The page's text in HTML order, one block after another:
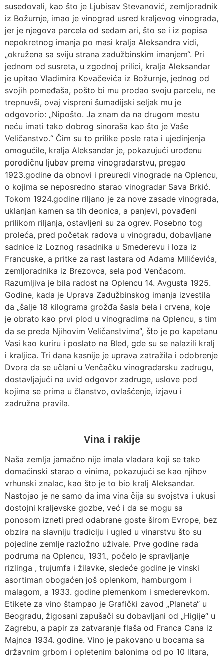
susedovali, kao što je Ljubisav Stevanović, zemljoradnik
iz Božurnje, imao je vinograd usred kraljevog vinograda,
jer je njegova parcela od sedam ari, što se i iz popisa
nepokretnog imanja po masi kralja Aleksandra vidi,
„okružena sa sviju strana zadužbinskim imanjem“. Pri
jednom od susreta, u zgodnoj prilici, kralja Aleksandar
je upitao Vladimira Кovačevića iz Božurnje, jednog od
svojih pomeđaša, pošto bi mu prodao svoju parcelu, ne
trepnuvši, ovaj vispreni šumadijski seljak mu je
odgovorio: „Nipošto. Ja znam da na drugom mestu
neću imati tako dobrog sinoraša kao što je Vaše
Veličanstvo.“ Čim su to prilike posle rata i ujedinjenja
omogućile, kralja Aleksandar je, pokazujući urođenu
porodičnu ljubav prema vinogradarstvu, pregao
1923.godine da obnovi i preuredi vinograde na Oplencu,
o kojima se neposredno starao vinogradar Sava Brkić.
Tokom 1924.godine riljano je za nove zasade vinograda,
uklanjan kamen sa tih deonica, a panjevi, povađeni
prilikom riljanja, ostavljeni su za ogrev. Posebno tog
proleća, pred početak radova u vinogradu, dobavljane
sadnice iz Loznog rasadnika u Smederevu i loza iz
Francuske, a pritke za rast lastara od Adama Milićevića,
zemljoradnika iz Brezovca, sela pod Venčacom.
Razumljiva je bila radost na Oplencu 14. Avgusta 1925.
Godine, kada je Uprava Zadužbinskog imanja izvestila
da „šalje 18 kilograma grožđa šasla bela i crvena, koje
je obrato kao prvi plod u vinogradima na Oplencu, s tim
da se preda Njihovim Veličanstvima“, što je po kapetanu
Vasi kao kuriru i poslato na Bled, gde su se nalazili kralj
i kraljica. Tri dana kasnije je uprava zatražila i odobrenje
Dvora da se učlani u Venčačku vinogradarsku zadrugu,
dostavljajući na uvid odgovor zadruge, uslove pod
kojima se prima u članstvo, ovlašćenje, izjavu i
zadružna pravila.
Vina i rakije
Naša zemlja jamačno nije imala vladara koji se tako
domaćinski starao o vinima, pokazujući se kao njihov
vrhunski znalac, kao što je to bio kralj Aleksandar.
Nastojao je ne samo da ima vina čija su svojstva i ukusi
dostojni kraljevske gozbe, već i da se mogu sa
ponosom izneti pred odabrane goste širom Evrope, bez
obzira na slavniju tradiciju i ugled u vinarstvu što su
pojedine zemlje razložno uživale. Prve godine rada
podruma na Oplencu, 1931., počelo je spravljanje
rizlinga , trujumfa i žilavke, sledeće godine je vinski
asortiman obogaćen još oplenkom, hamburgom i
malagom, a 1933. godine plemenkom i smederevkom.
Etikete za vino štampao je Grafički zavod „Planeta“ u
Beogradu, žigosani zapušači su dobavljani od „Higije“ u
Zagrebu, a papir za zatvaranje flaša od Franca Cana iz
Majnca 1934. godine. Vino je pakovano u bocama sa
državnim grbom i opletenim balonima od po 10 litara,